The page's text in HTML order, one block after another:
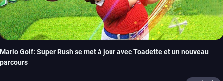
Mario Golf: Super Rush se met à jour avec Toadette et un nouveau
parcours